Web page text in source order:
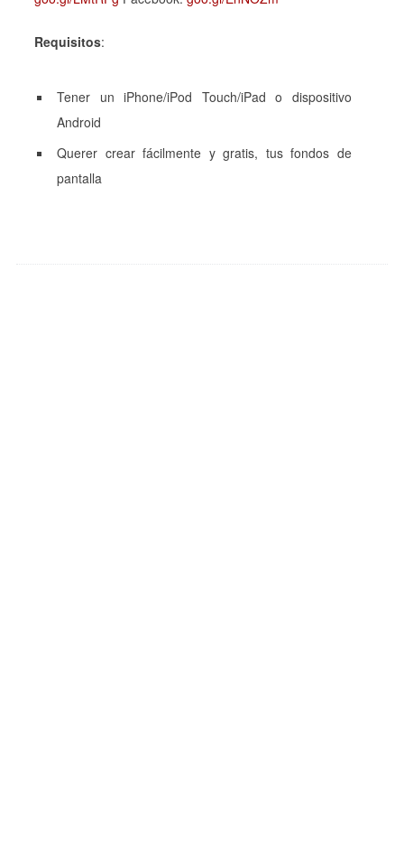
Requisitos:
Tener un iPhone/iPod Touch/iPad o dispositivo
Android
Querer crear fácilmente y gratis, tus fondos de
pantalla